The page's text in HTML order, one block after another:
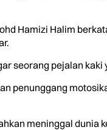
Hamizi Halim
seorang pejalan
penunggang
meninggal dunia